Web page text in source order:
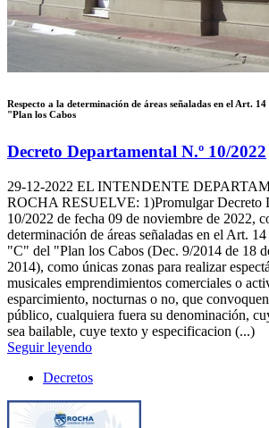
Respecto a la determinación de áreas señaladas en el Art.
"Plan los Cabos
Decreto Departamental N.º 10/2022
29-12-2022 EL INTENDENTE
ROCHA RESUELVE: 1)Promulgar Decreto
10/2022 de fecha 09 de noviembre de 2022,
determinación de áreas señaladas en el Art.
"C" del "Plan los Cabos (Dec. 9/2014 de 18
2014), como únicas zonas para realizar
musicales emprendimientos comerciales o
esparcimiento, nocturnas o no, que
público, cualquiera fuera su denominación,
sea bailable, cuye texto y especificacion (...)
Seguir leyendo
Decretos